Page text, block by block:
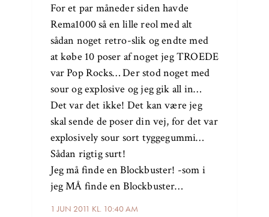
1 JUN 2011 KL. 10:40 AM
For et par måneder siden havde
Rema1000 så en lille reol med alt
sådan noget retro-slik og endte med
at købe 10 poser af noget jeg TROEDE
var Pop Rocks… Der stod noget med
sour og explosive og jeg gik all in…
Det var det ikke! Det kan være jeg
skal sende de poser din vej, for det var
explosively sour sort tyggegummi…
Sådan rigtig surt!
Jeg må finde en Blockbuster! -som i
jeg MÅ finde en Blockbuster…